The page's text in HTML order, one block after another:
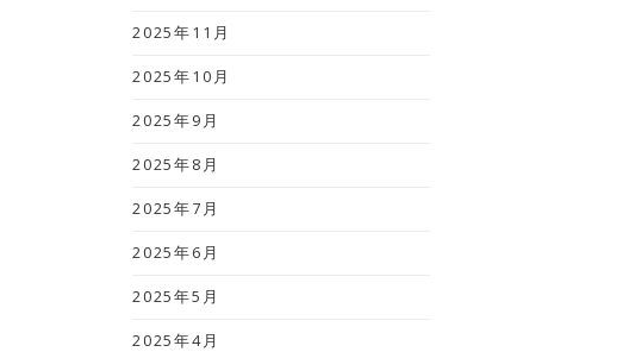
2025年11月
2025年10月
2025年9月
2025年8月
2025年7月
2025年6月
2025年5月
2025年4月